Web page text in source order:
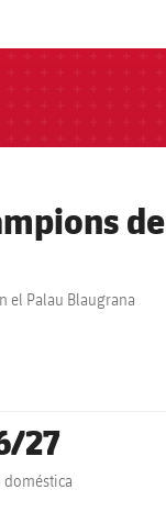
de
el Palau Blaugrana
27